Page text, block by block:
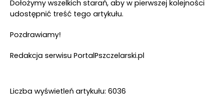
Dołożymy wszelkich starań, aby w pierwszej kolejności
udostępnić treść tego artykułu.
Pozdrawiamy!
Redakcja serwisu PortalPszczelarski.pl
Liczba wyświetleń artykułu: 6036